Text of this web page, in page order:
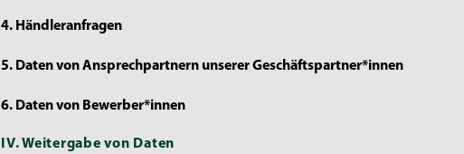
4. Händleranfragen
5. Daten von Ansprechpartnern unserer Geschäftspartner*innen
6. Daten von Bewerber*innen
IV. Weitergabe von Daten